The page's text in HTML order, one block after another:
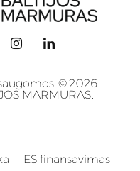
© 2026
MARMURAS.
ES finansavimas